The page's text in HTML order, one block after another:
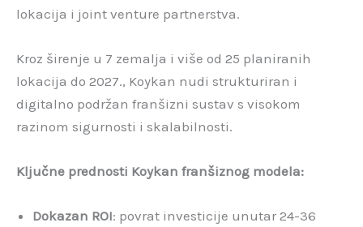
lokacija i joint venture partnerstva.
Kroz širenje u 7 zemalja i više od 25 planiranih
lokacija do 2027., Koykan nudi strukturiran i
digitalno podržan franšizni sustav s visokom
razinom sigurnosti i skalabilnosti.
Ključne prednosti Koykan franšiznog modela:
Dokazan ROI: povrat investicije unutar 24-36